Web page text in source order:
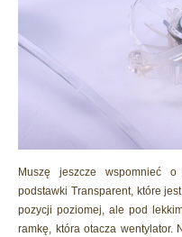
Muszę jeszcze wspomnieć
podstawki Transparent, które
pozycji poziomej, ale pod
ramkę, która otacza wentylator.